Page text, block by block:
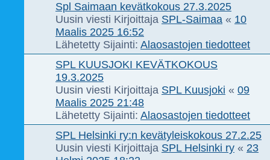
Spl Saimaan kevätkokous 27.3.2025
Uusin viesti Kirjoittaja SPL-Saimaa « 10
Maalis 2025 16:52
Lähetetty Sijainti: Alaosastojen tiedotteet
SPL KUUSJOKI KEVÄTKOKOUS
19.3.2025
Uusin viesti Kirjoittaja SPL Kuusjoki « 09
Maalis 2025 21:48
Lähetetty Sijainti: Alaosastojen tiedotteet
SPL Helsinki ry:n kevätyleiskokous 27.2.25
Uusin viesti Kirjoittaja SPL Helsinki ry « 23